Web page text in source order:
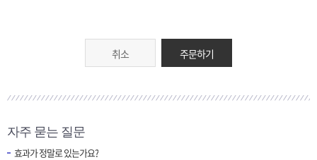
취소 주문하기
자주 묻는 질문
효과가 정말로 있는가요?